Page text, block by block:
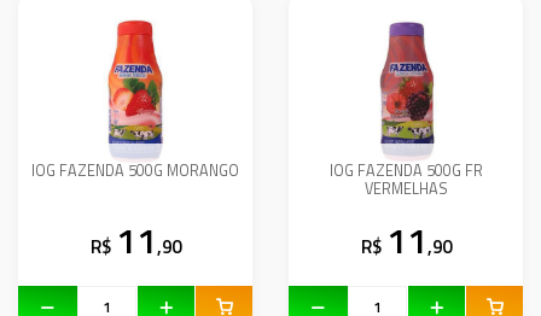
IOG FAZENDA 500G MORANGO
R$ 11,90
IOG FAZENDA 500G FR
VERMELHAS
R$ 11,90